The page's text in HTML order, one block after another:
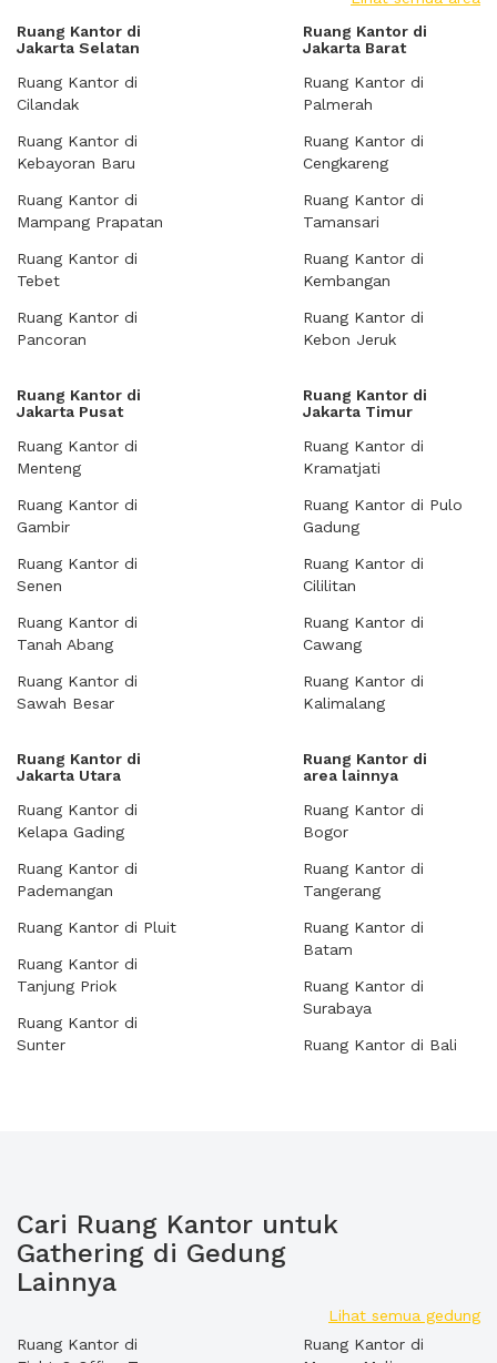
Ruang Kantor di
Jakarta Selatan
Ruang Kantor di
Cilandak
Ruang Kantor di
Kebayoran Baru
Ruang Kantor di
Mampang Prapatan
Ruang Kantor di
Tebet
Ruang Kantor di
Pancoran
Ruang Kantor di
Jakarta Barat
Ruang Kantor di
Palmerah
Ruang Kantor di
Cengkareng
Ruang Kantor di
Tamansari
Ruang Kantor di
Kembangan
Ruang Kantor di
Kebon Jeruk
Ruang Kantor di
Jakarta Pusat
Ruang Kantor di
Menteng
Ruang Kantor di
Gambir
Ruang Kantor di
Senen
Ruang Kantor di
Tanah Abang
Ruang Kantor di
Sawah Besar
Ruang Kantor di
Jakarta Timur
Ruang Kantor di
Kramatjati
Ruang Kantor di Pulo
Gadung
Ruang Kantor di
Cililitan
Ruang Kantor di
Cawang
Ruang Kantor di
Kalimalang
Ruang Kantor di
Jakarta Utara
Ruang Kantor di
Kelapa Gading
Ruang Kantor di
Pademangan
Ruang Kantor di Pluit
Ruang Kantor di
Tanjung Priok
Ruang Kantor di
Sunter
Ruang Kantor di
area lainnya
Ruang Kantor di
Bogor
Ruang Kantor di
Tangerang
Ruang Kantor di
Batam
Ruang Kantor di
Surabaya
Ruang Kantor di Bali
Cari Ruang Kantor untuk
Gathering di Gedung
Lainnya
Lihat semua gedung
Ruang Kantor di
Ruang Kantor di